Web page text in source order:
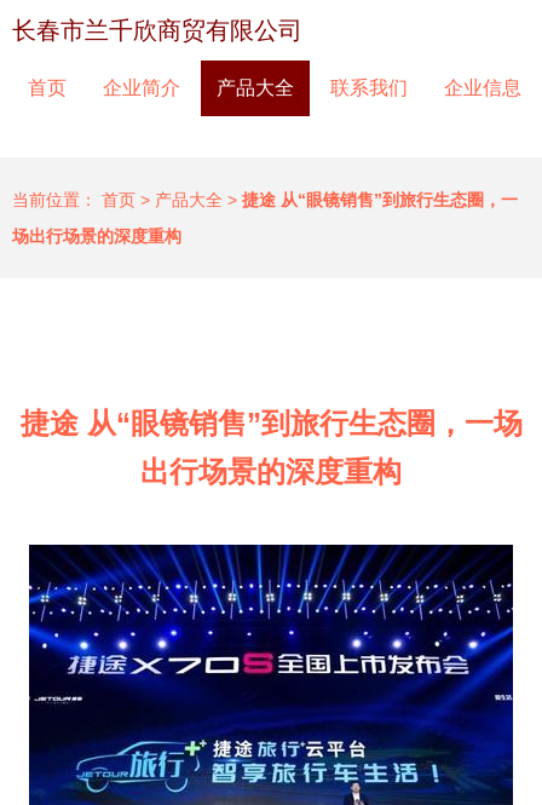
长春市兰千欣商贸有限公司
首页 企业简介 产品大全 联系我们 企业信息
当前位置： 首页 > 产品大全 > 捷途 从“眼镜销售”到旅行生态圈，一
场出行场景的深度重构
捷途 从“眼镜销售”到旅行生态圈，一场
出行场景的深度重构